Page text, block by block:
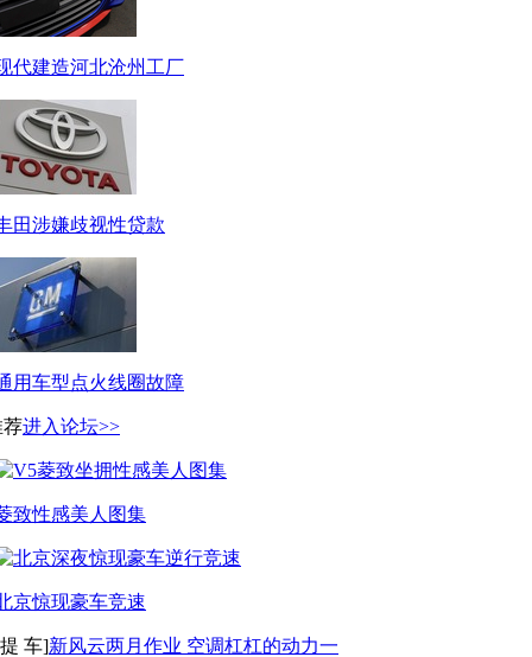
代建造河北沧州工厂
田涉嫌歧视性贷款
用车型点火线圈故障
荐进入论坛>>
致性感美人图集
京惊现豪车竞速
提 车]新风云两月作业 空调杠杠的动力一